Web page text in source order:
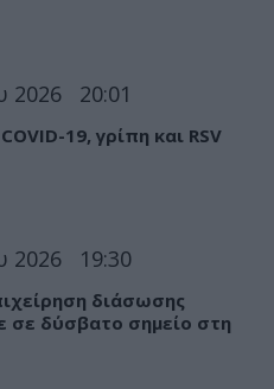
2026 20:01
19, γρίπη και RSV
2026 19:30
διάσωσης
σε δύσβατο σημείο στη